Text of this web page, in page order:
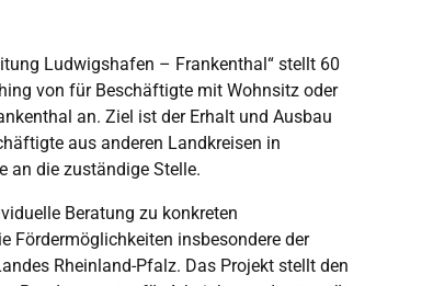
Ludwigshafen – Frankenthal“ stellt 60
von für Beschäftigte mit Wohnsitz oder
an. Ziel ist der Erhalt und Ausbau
aus anderen Landkreisen in
an die zuständige Stelle.
Beratung zu konkreten
Fördermöglichkeiten insbesondere der
Rheinland-Pfalz. Das Projekt stellt den